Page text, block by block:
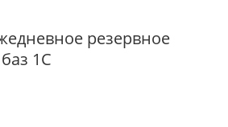
резервное
1С